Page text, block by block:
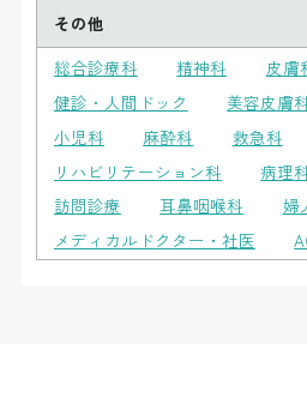
その他
総合診療科
精神科 皮膚
健診・人間ドック
美容皮膚
小児科
麻酔科 救急科
リハビリテーション科
病理
訪問診療
耳鼻咽喉科 婦
メディカルドクター・社医